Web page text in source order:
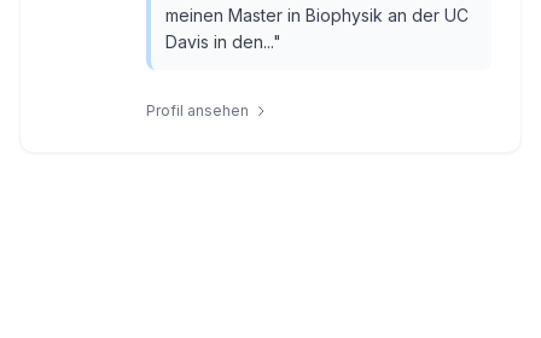
meinen Master in Biophysik an der UC
Davis in den..."
Profil ansehen